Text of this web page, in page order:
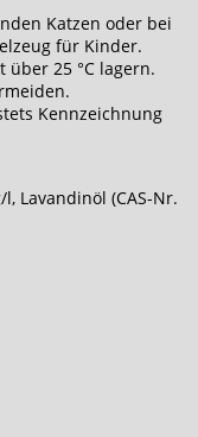
Katzen oder bei
für Kinder.
25 °C lagern.
Kennzeichnung
Lavandinöl (CAS-Nr.